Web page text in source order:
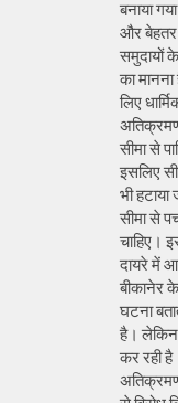
बनाया
और बेहतर
समुदायों के
का
लिए
अतिक्रमण
सीमा से
इसलिए
भी हटाया
सीमा से
चाहिए।
दायरे में
बीकानेर
घटना
है। लेकिन
कर रही